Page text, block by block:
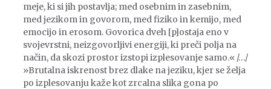
meje, ki si jih postavlja; med osebnim in zasebnim,
med jezikom in govorom, med fiziko in kemijo, med
emocijo in erosom. Govorica dveh [p]ostaja eno v
svojevrstni, neizgovorljivi energiji, ki preči polja na
način, da skozi prostor izstopi izplesovanje samo.« /…/
»Brutalna iskrenost brez dlake na jeziku, kjer se želja
po izplesovanju kaže kot zrcalna slika gona po